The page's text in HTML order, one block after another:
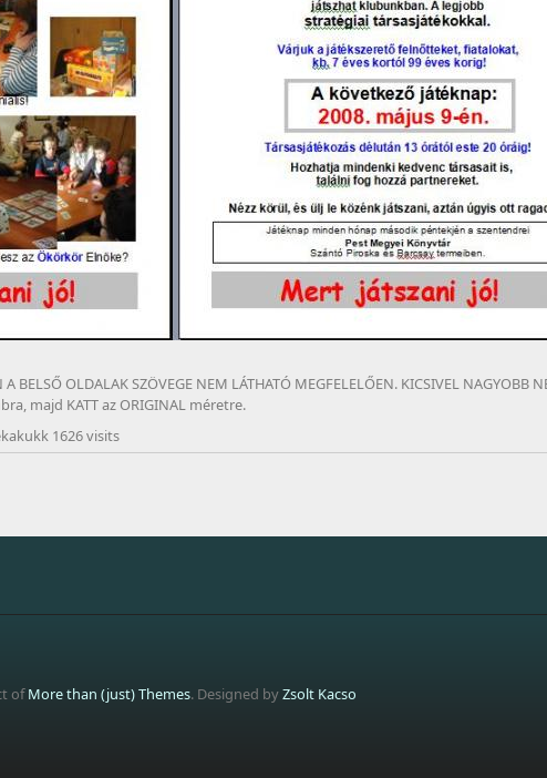
A BELSŐ OLDALAK SZÖVEGE NEM LÁTHATÓ MEGFELELŐEN. KICSIVEL NAGYOBB
majd KATT az ORIGINAL méretre.
1626 visits
ofMore than (just) Themes. Designed byZsolt Kacso